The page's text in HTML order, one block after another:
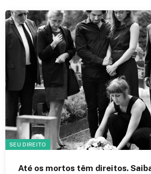
SEU DIREITO
Até os mortos têm direitos.